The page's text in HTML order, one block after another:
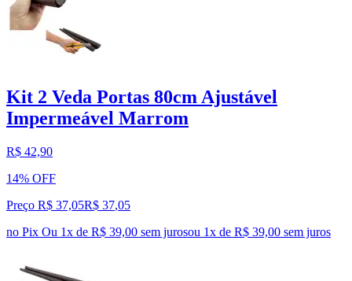
Kit 2 Veda Portas 80cm Ajustável
Impermeável Marrom
R$ 42,90
14% OFF
Preço R$ 37,05R$ 37,05
no Pix Ou 1x de R$ 39,00 sem jurosou 1x de R$ 39,00 sem juros